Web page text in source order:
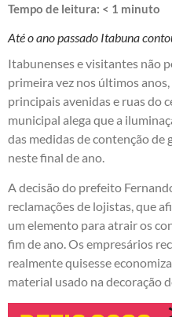
Tempo de leitura: < 1 minuto
Até o ano passado Itabuna
Itabunenses e visitantes não
primeira vez nos últimos
principais avenidas e ruas do
municipal alega que a
das medidas de contenção de
neste final de ano.
A decisão do prefeito
reclamações de lojistas, que
um elemento para atrair os
fim de ano. Os empresários
realmente quisesse
material usado na decoração